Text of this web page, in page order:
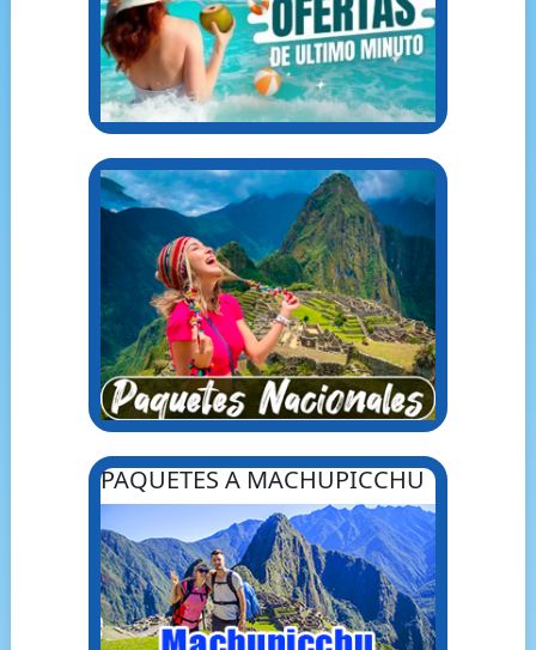
PAQUETES A MACHUPICCHU